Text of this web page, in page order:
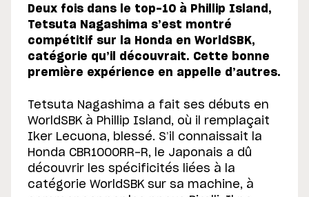
Deux fois dans le top-10 à Phillip Island,
Tetsuta Nagashima s’est montré
compétitif sur la Honda en WorldSBK,
catégorie qu’il découvrait. Cette bonne
première expérience en appelle d’autres.
Tetsuta Nagashima a fait ses débuts en
WorldSBK à Phillip Island, où il remplaçait
Iker Lecuona, blessé. S’il connaissait la
Honda CBR1000RR-R, le Japonais a dû
découvrir les spécificités liées à la
catégorie WorldSBK sur sa machine, à